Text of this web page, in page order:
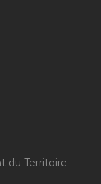
du Territoire